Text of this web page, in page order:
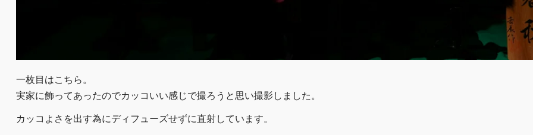
一枚目はこちら。
実家に飾ってあったのでカッコいい感じで撮ろうと思い撮影しました。
カッコよさを出す為にディフューズせずに直射しています。